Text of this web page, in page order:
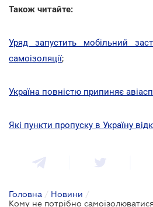
Також читайте:
Уряд запустить мобільний
самоізоляції;
Україна повністю припиняє
Які пункти пропуску в Україну
Головна / Новини /